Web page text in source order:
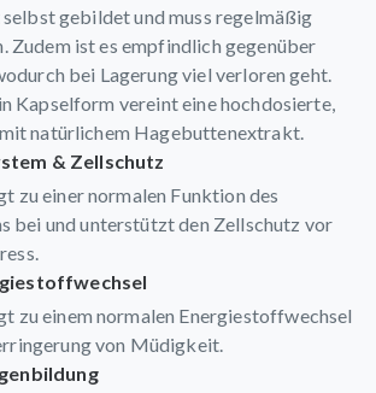
gebildet und muss regelmäßig
Zudem ist es empfindlich gegenüber
bei Lagerung viel verloren geht.
Kapselform vereint eine hochdosierte,
natürlichem Hagebuttenextrakt.
& Zellschutz
zu einer normalen Funktion des
bei und unterstützt den Zellschutz vor
zu einem normalen Energiestoffwechsel
von Müdigkeit.